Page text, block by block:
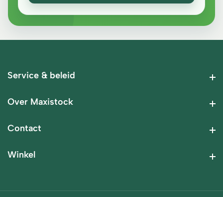
Service & beleid
Over Maxistock
Contact
Winkel